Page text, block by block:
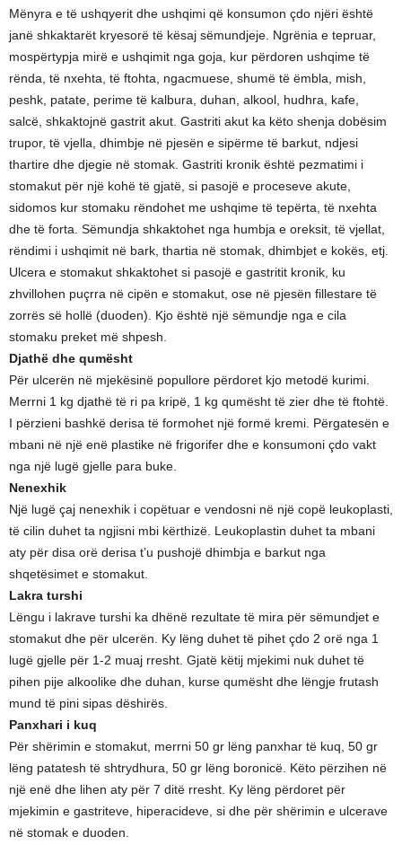
Mënyra e të ushqyerit dhe ushqimi që konsumon çdo njëri është
janë shkaktarët kryesorë të kësaj sëmundjeje. Ngrënia e tepruar,
mospërtypja mirë e ushqimit nga goja, kur përdoren ushqime të
rënda, të nxehta, të ftohta, ngacmuese, shumë të ëmbla, mish,
peshk, patate, perime të kalbura, duhan, alkool, hudhra, kafe,
salcë, shkaktojnë gastrit akut. Gastriti akut ka këto shenja dobësim
trupor, të vjella, dhimbje në pjesën e sipërme të barkut, ndjesi
thartire dhe djegie në stomak. Gastriti kronik është pezmatimi i
stomakut për një kohë të gjatë, si pasojë e proceseve akute,
sidomos kur stomaku rëndohet me ushqime të tepërta, të nxehta
dhe të forta. Sëmundja shkaktohet nga humbja e oreksit, të vjellat,
rëndimi i ushqimit në bark, thartia në stomak, dhimbjet e kokës, etj.
Ulcera e stomakut shkaktohet si pasojë e gastritit kronik, ku
zhvillohen puçrra në cipën e stomakut, ose në pjesën fillestare të
zorrës së hollë (duoden). Kjo është një sëmundje nga e cila
stomaku preket më shpesh.
Djathë dhe qumësht
Për ulcerën në mjekësinë popullore përdoret kjo metodë kurimi.
Merrni 1 kg djathë të ri pa kripë, 1 kg qumësht të zier dhe të ftohtë.
I përzieni bashkë derisa të formohet një formë kremi. Përgatesën e
mbani në një enë plastike në frigorifer dhe e konsumoni çdo vakt
nga një lugë gjelle para buke.
Nenexhik
Një lugë çaj nenexhik i copëtuar e vendosni në një copë leukoplasti,
të cilin duhet ta ngjisni mbi kërthizë. Leukoplastin duhet ta mbani
aty për disa orë derisa t’u pushojë dhimbja e barkut nga
shqetësimet e stomakut.
Lakra turshi
Lëngu i lakrave turshi ka dhënë rezultate të mira për sëmundjet e
stomakut dhe për ulcerën. Ky lëng duhet të pihet çdo 2 orë nga 1
lugë gjelle për 1-2 muaj rresht. Gjatë këtij mjekimi nuk duhet të
pihen pije alkoolike dhe duhan, kurse qumësht dhe lëngje frutash
mund të pini sipas dëshirës.
Panxhari i kuq
Për shërimin e stomakut, merrni 50 gr lëng panxhar të kuq, 50 gr
lëng patatesh të shtrydhura, 50 gr lëng boronicë. Këto përzihen në
një enë dhe lihen aty për 7 ditë rresht. Ky lëng përdoret për
mjekimin e gastriteve, hiperacideve, si dhe për shërimin e ulcerave
në stomak e duoden.